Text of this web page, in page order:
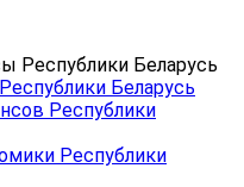
Республики Беларусь
Беларусь
Республики
Республики